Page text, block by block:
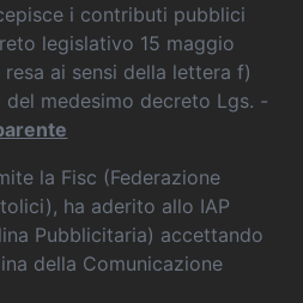
i contributi pubblici
legislativo 15 maggio
resa ai sensi della lettera f)
medesimo decreto Lgs. -
la Fisc (Federazione
ha aderito allo IAP
Pubblicitaria) accettando
della Comunicazione